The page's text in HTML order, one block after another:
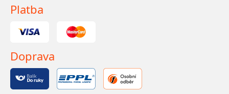
Platba
Doprava